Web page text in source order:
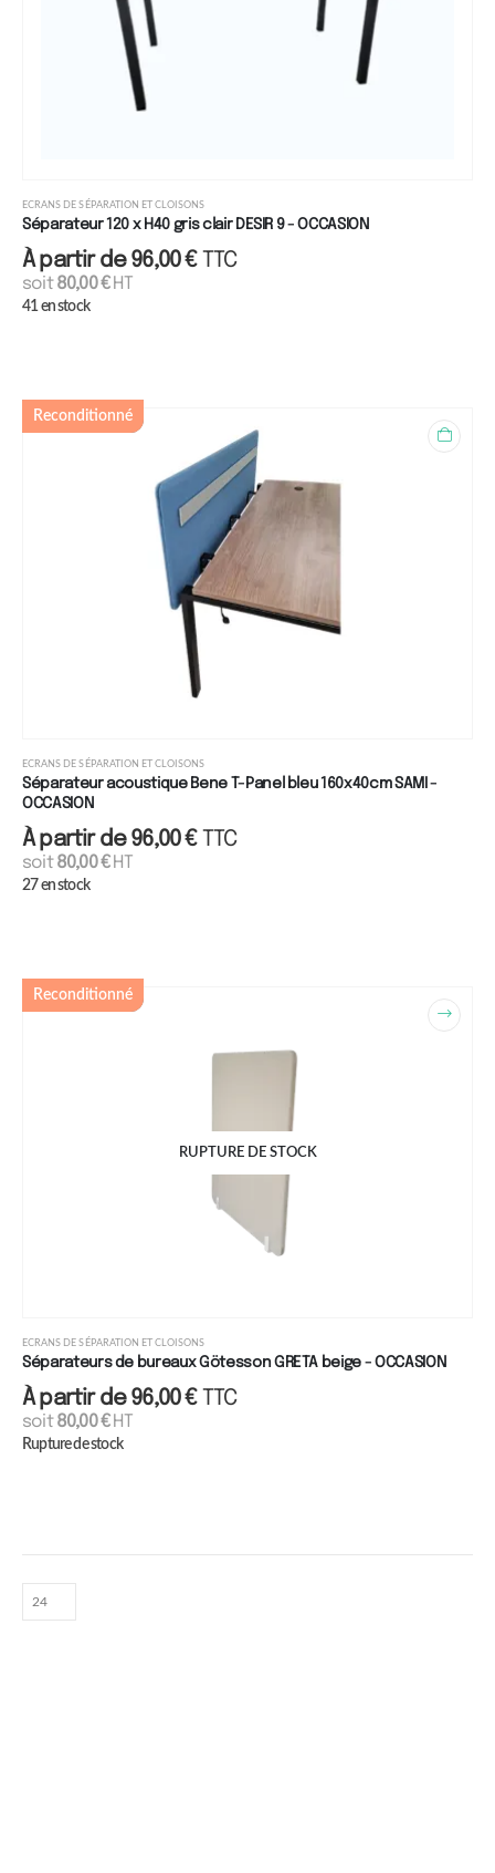
ECRANS DE SÉPARATION ET CLOISONS
Séparateur 120 x H40 gris clair DESIR 9 - OCCASION
À partir de96,00€ TTC
soit80,00€HT
41 en stock
Reconditionné
ECRANS DE SÉPARATION ET CLOISONS
Séparateur acoustique Bene T-Panel bleu 160x40cm SAMI -
OCCASION
À partir de96,00€ TTC
soit80,00€HT
27 en stock
Reconditionné
RUPTURE DE STOCK
ECRANS DE SÉPARATION ET CLOISONS
Séparateurs de bureaux Götesson GRETA beige - OCCASION
À partir de96,00€ TTC
soit80,00€HT
Rupture de stock